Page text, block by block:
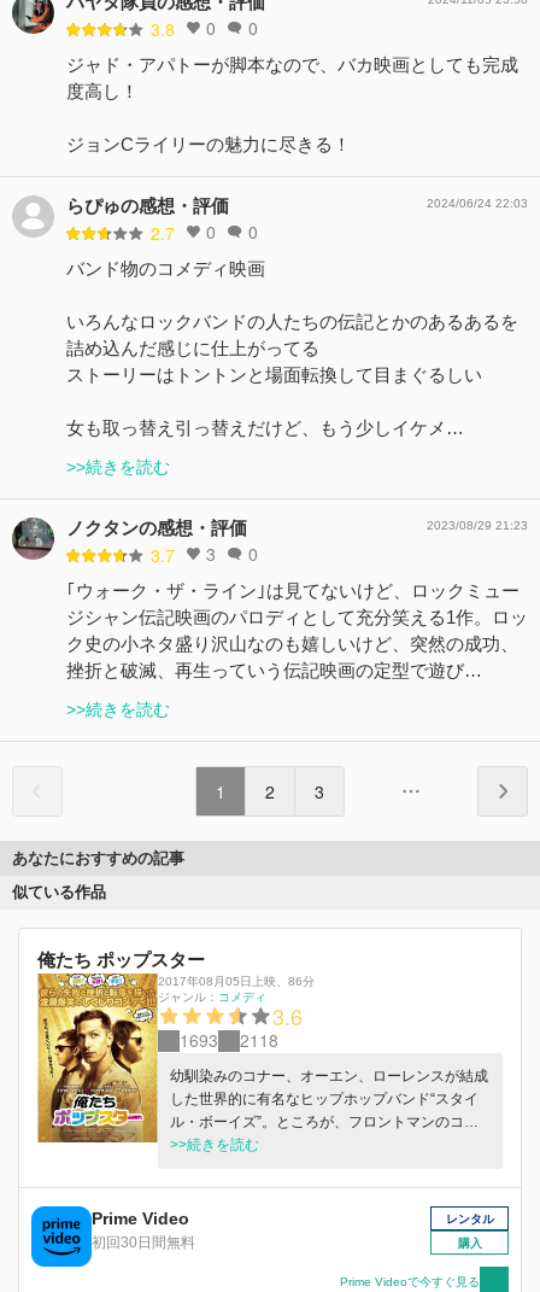
3.8 0 0
ジャド・アパトーが脚本なので、バカ映画としても完成
度高し！
ジョンCライリーの魅力に尽きる！
らぴゅの感想・評価
2.7 0 0
2024/06/24 22:03
バンド物のコメディ映画
いろんなロックバンドの人たちの伝記とかのあるあるを
詰め込んだ感じに仕上がってる
ストーリーはトントンと場面転換して目まぐるしい
女も取っ替え引っ替えだけど、もう少しイケメ…
>>続きを読む
ノクタンの感想・評価
3.7 3 0
2023/08/29 21:23
｢ウォーク・ザ・ライン｣は見てないけど、ロックミュー
ジシャン伝記映画のパロディとして充分笑える1作。ロッ
ク史の小ネタ盛り沢山なのも嬉しいけど、突然の成功、
挫折と破滅、再生っていう伝記映画の定型で遊び…
>>続きを読む
1 2 3
あなたにおすすめの記事
似ている作品
俺たち ポップスター
2017年08月05日上映
86分
ジャンル： コメディ
3.6
1693 2118
幼馴染みのコナー、オーエン、ローレンスが結成
した世界的に有名なヒップホップバンド“スタイ
ル・ボーイズ”。ところが、フロントマンのコナ
ーが“コナー4リアル”として突然ソロデビュー
ったオーエンと引退して農家を営むローレンスを
尻目に、ファーストアルバムが大ヒットして人気
絶頂のコナーは自分のドキュメンタリーを製作す
ることに。しかし、やる事なす事が全て裏目に出
てしまい、セカンドアルバムは不評で大コケ、世
>>続きを読む
Prime Video
初回30日間無料
レンタル
購入
Prime Videoで今すぐ見る